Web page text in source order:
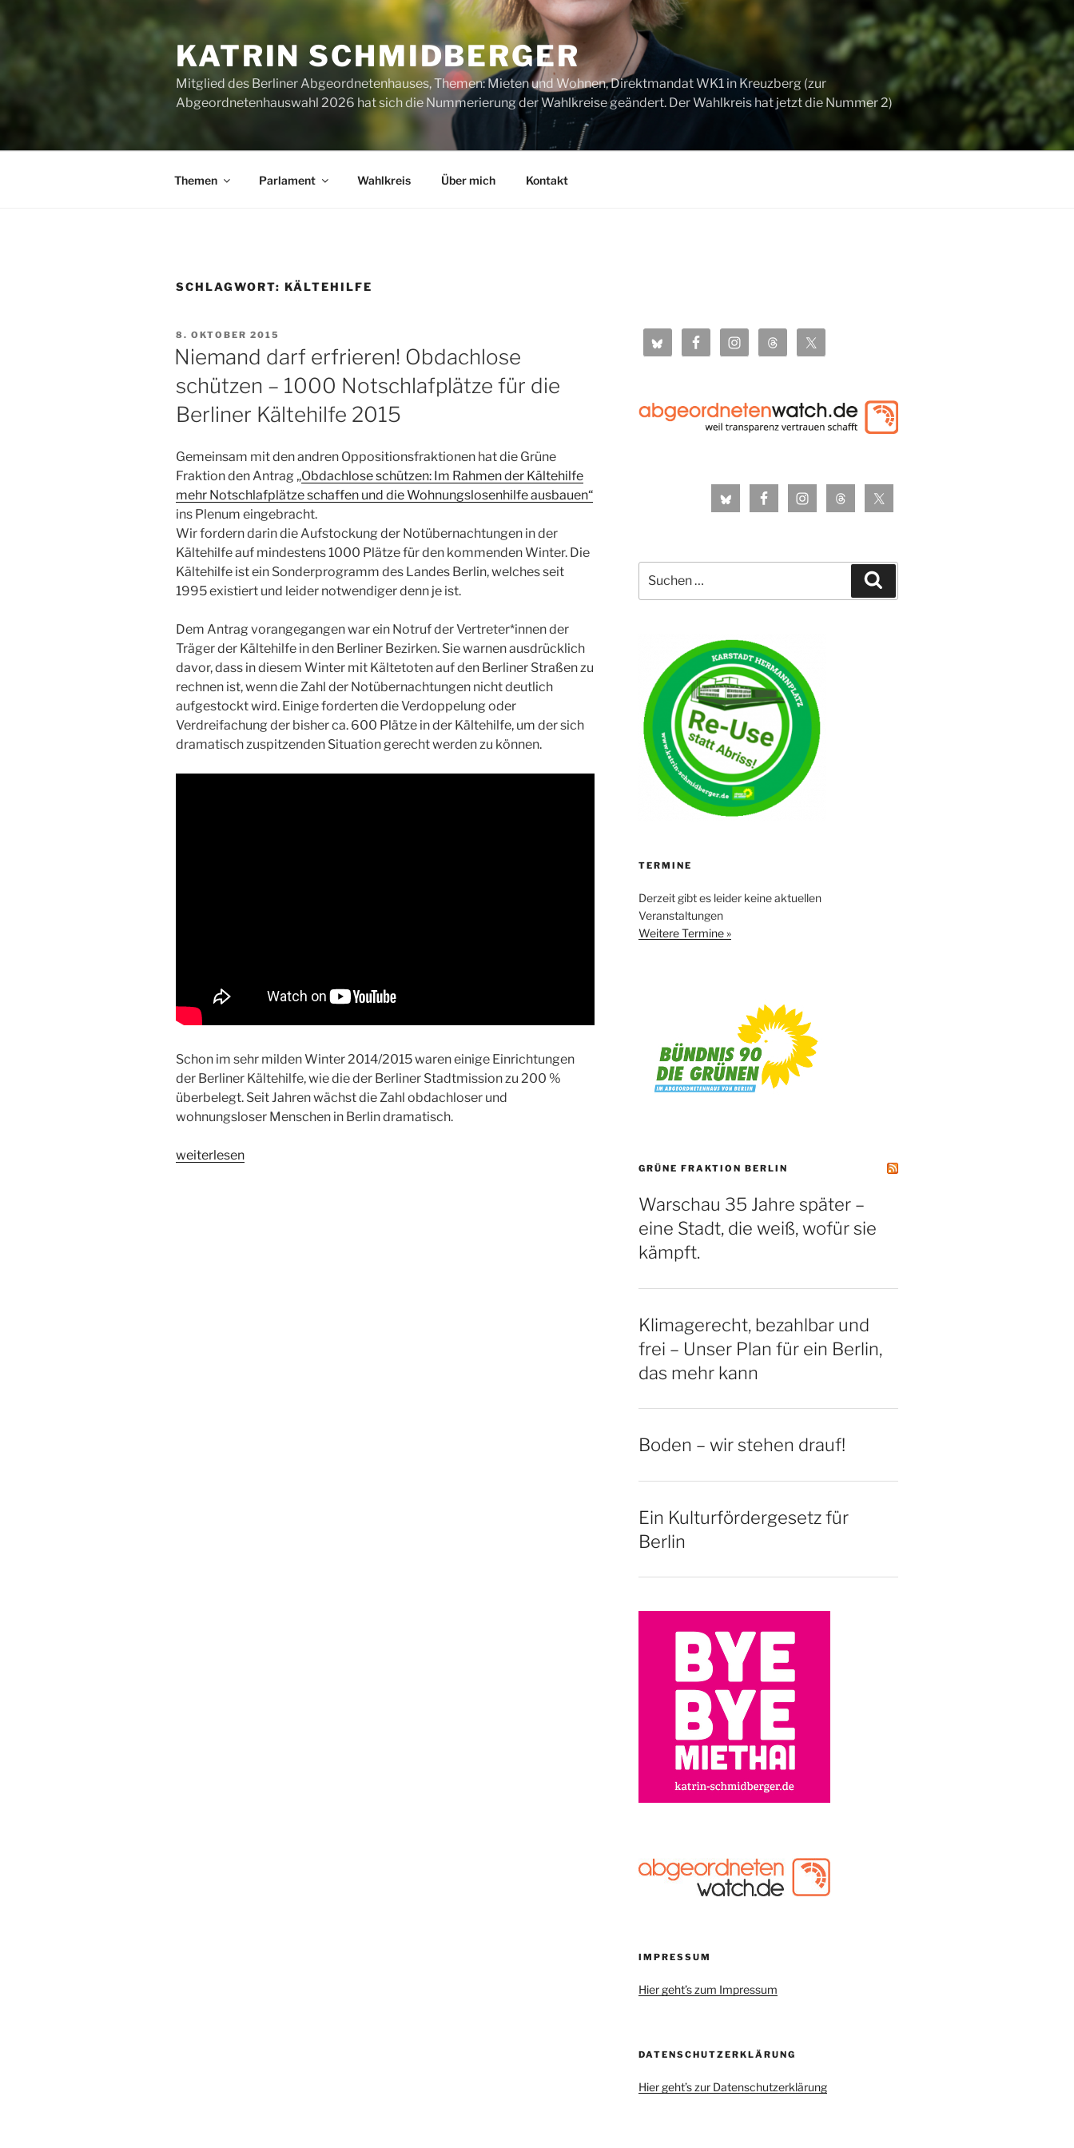
KATRIN SCHMIDBERGER
Mitglied des Berliner Abgeordnetenhauses, Themen: Mieten und Wohnen, Direktmandat WK1 in Kreuzberg (zur
Abgeordnetenhauswahl 2026 hat sich die Nummerierung der Wahlkreise geändert. Der Wahlkreis hat jetzt die Nummer 2)
Themen Parlament Wahlkreis Über mich Kontakt
SCHLAGWORT: KÄLTEHILFE
VERÖFFENTLICHT
AM
8. OKTOBER 2015
Niemand darf erfrieren! Obdachlose
schützen – 1000 Notschlafplätze für die
Berliner Kältehilfe 2015
Gemeinsam mit den andren Oppositionsfraktionen hat die Grüne
Fraktion den Antrag „Obdachlose schützen: Im Rahmen der Kältehilfe
mehr Notschlafplätze schaffen und die Wohnungslosenhilfe ausbauen“
ins Plenum eingebracht.
Wir fordern darin die Aufstockung der Notübernachtungen in der
Kältehilfe auf mindestens 1000 Plätze für den kommenden Winter. Die
Kältehilfe ist ein Sonderprogramm des Landes Berlin, welches seit
1995 existiert und leider notwendiger denn je ist.
Dem Antrag vorangegangen war ein Notruf der Vertreter*innen der
Träger der Kältehilfe in den Berliner Bezirken. Sie warnen ausdrücklich
davor, dass in diesem Winter mit Kältetoten auf den Berliner Straßen zu
rechnen ist, wenn die Zahl der Notübernachtungen nicht deutlich
aufgestockt wird. Einige forderten die Verdoppelung oder
Verdreifachung der bisher ca. 600 Plätze in der Kältehilfe, um der sich
dramatisch zuspitzenden Situation gerecht werden zu können.
Schon im sehr milden Winter 2014/2015 waren einige Einrichtungen
der Berliner Kältehilfe, wie die der Berliner Stadtmission zu 200 %
überbelegt. Seit Jahren wächst die Zahl obdachloser und
wohnungsloser Menschen in Berlin dramatisch.
„Niemand
weiterlesen
nach:
TERMINE
Derzeit gibt es leider keine aktuellen
Veranstaltungen
Weitere Termine »
GRÜNE FRAKTION BERLIN
Warschau 35 Jahre später –
eine Stadt, die weiß, wofür sie
kämpft.
Klimagerecht, bezahlbar und
frei – Unser Plan für ein Berlin,
das mehr kann
Boden – wir stehen drauf!
Ein Kulturfördergesetz für
Berlin
IMPRESSUM
Hier geht’s zum Impressum
DATENSCHUTZERKLÄRUNG
Hier geht’s zur Datenschutzerklärung